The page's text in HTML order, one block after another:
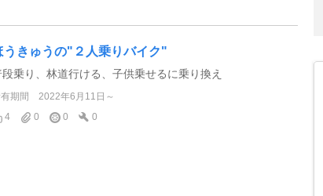
うきゅうの"２人乗りバイク"
段乗り、林道行ける、子供乗せるに乗り換え
期間
2022年6月11日～
4
0 0 0